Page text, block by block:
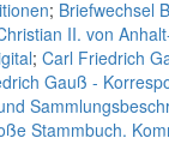
; Briefwechsel
II. von
; Carl Friedrich
Gauß -
Stammbuch.